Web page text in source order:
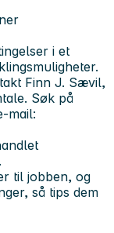
i et
Finn J. Sævil,
Søk på
mail:
til jobben, og
så tips dem